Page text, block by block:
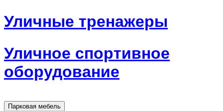
Уличные тренажеры
Уличное спортивное
оборудование
Парковая мебель